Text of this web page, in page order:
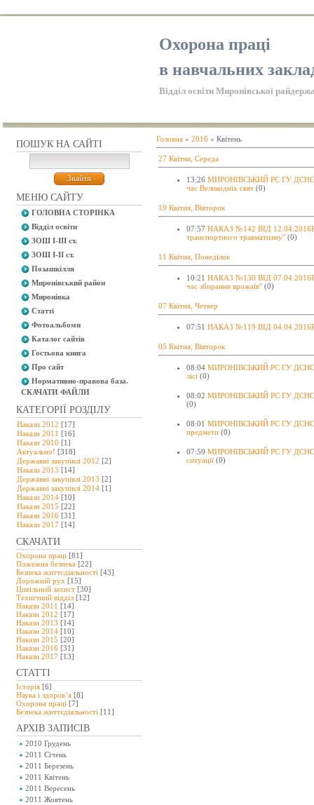
Охорона праці
в навчальних
Відділ освіти Миронівської
ПОШУК НА САЙТІ
МЕНЮ САЙТУ
ГОЛОВНА СТОРІНКА
Відділ освіти
ЗОШ І-ІІІ ст.
ЗОШ І-ІІ ст.
Позашкілля
Миронівський район
Миронівка
Статті
Фотоальбоми
Каталог сайтів
Гостьова книга
Про сайт
Нормативно-правова база.
СКАЧАТИ ФАЙЛИ
КАТЕГОРІЇ РОЗДІЛУ
Накази 2012 [17]
Накази 2011 [16]
Накази 2010 [1]
Актуально! [318]
Державні закупівлі 2012 [2]
Накази 2013 [14]
Державні закупівлі 2013 [2]
Державні закупівлі 2014 [1]
Накази 2014 [10]
Накази 2015 [22]
Накази 2016 [31]
Накази 2017 [14]
СКАЧАТИ
Охорона праці [81]
Пожежна безпека [22]
Безпека життєдіяльності [43]
Дорожній рух [15]
Цивільний захист [30]
Технічний відділ [12]
Накази 2011 [14]
Накази 2012 [17]
Накази 2013 [14]
Накази 2014 [10]
Накази 2015 [20]
Накази 2016 [31]
Накази 2017 [13]
СТАТТІ
Історія [6]
Наука і здоров’я [8]
Охорона праці [7]
Безпeка життєдіяльності [11]
АРХІВ ЗАПИСІВ
2010 Грудень
2011 Січень
2011 Березень
2011 Квітень
2011 Вересень
2011 Жовтень
Головна » 2016 » Квітень
27 Квітня, Середа
13:26 МИРОНІВСЬКИЙ РС ГУ ДСНС
час Великодніх свят (0)
19 Квітня, Вівторок
07:57 НАКАЗ №142 ВІД
транспортного травматизму" (0)
11 Квітня, Понеділок
10:21 НАКАЗ №130 ВІД 07.04.2016Р.
час збирання врожаїв" (0)
07 Квітня, Четвер
07:51 НАКАЗ №119 ВІД 04.04.2016Р.
05 Квітня, Вівторок
08:04 МИРОНІВСЬКИЙ РС ГУ ДСНС
лісі (0)
08:02 МИРОНІВСЬКИЙ РС ГУ ДСНС
(0)
08:01 МИРОНІВСЬКИЙ РС ГУ ДСНС
предмети (0)
07:59 МИРОНІВСЬКИЙ РС ГУ ДСНС
ситуації (0)